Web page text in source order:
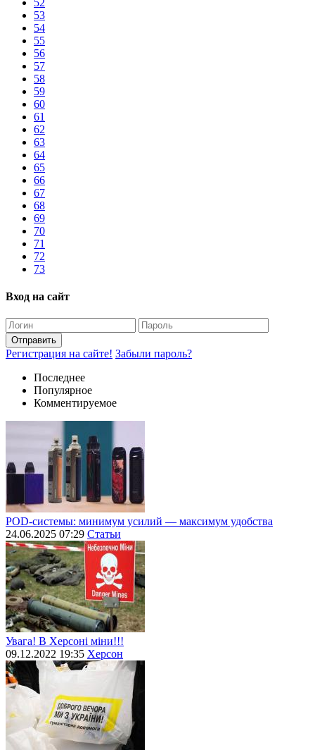
53
54
55
56
57
58
59
60
61
62
63
64
65
66
67
68
69
70
71
72
73
Вход на сайт
Отправить
Регистрация на сайте! Забыли пароль?
Последнее
Популярное
Комментируемое
POD-системы: минимум усилий — максимум удобства
24.06.2025 07:29 Статьи
Увага! В Херсоні міни!!!
09.12.2022 19:35 Херсон